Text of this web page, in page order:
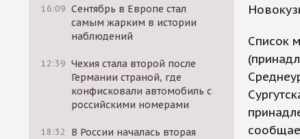
16:09 Сентябрь в Европе стал
самым жарким в истории
наблюдений
12:39 Чехия стала второй после
Германии страной, где
конфисковали автомобиль с
российскими номерами
18:32
В России началась вторая
Список